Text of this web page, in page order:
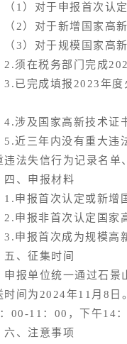
）对于申报首次认定
）对于新增国家高新
）对于规模国家高新
在税务部门完成2023
完成填报2023年度火
及国家高新技术证书
三年内没有重大违法
违法失信行为记录名单
申报材料
报首次认定或新增国
报非首次认定国家高
报首次成为规模高新
征集时间
单位统一通过石景山
时间为2024年11月8日
00-11：00，下午14
注意事项